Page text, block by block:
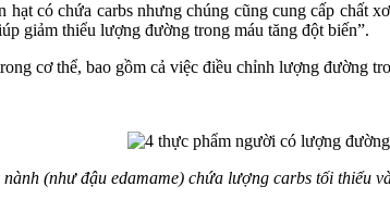
có chứa carbs nhưng chúng cũng cung cấp
giảm thiểu lượng đường trong máu tăng đột biến”.
cơ thể, bao gồm cả việc điều chỉnh lượng đường
(như đậu edamame) chứa lượng carbs tối thiểu